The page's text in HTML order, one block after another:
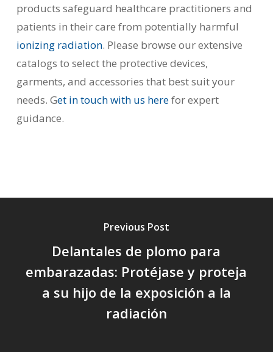
products safeguard healthcare practitioners and
patients in their care from potentially harmful
ionizing radiation. Please browse our extensive
catalogs to select the protective devices,
garments, and accessories that best suit your
needs. Get in touch with us herefor expert
guidance.
Previous Post
Delantales de plomo para
embarazadas: Protéjase y proteja
a su hijo de la exposición a la
radiación